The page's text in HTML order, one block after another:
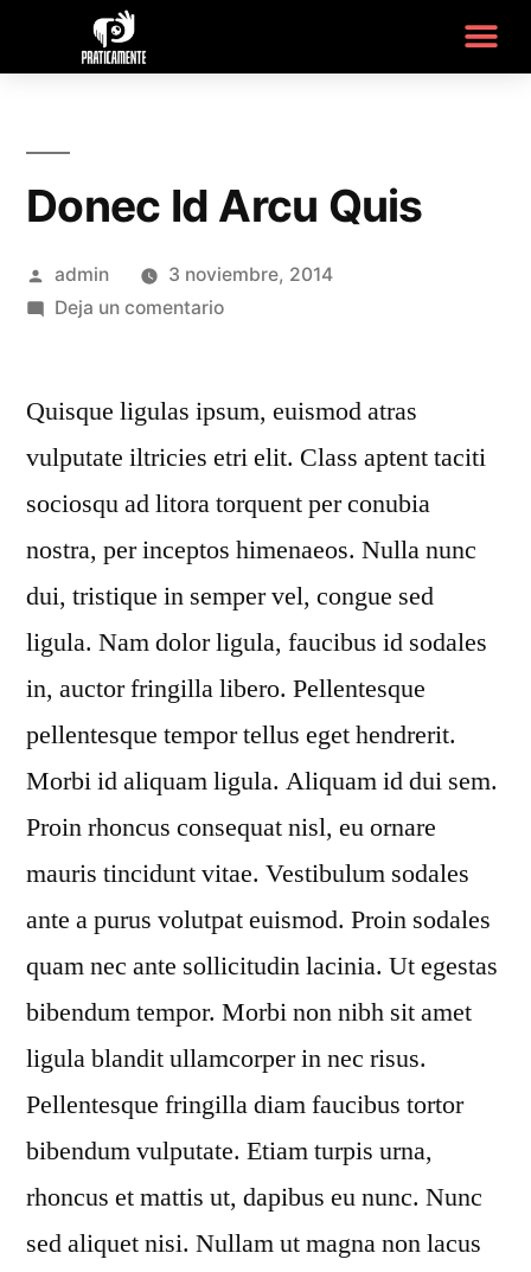
Donec Id Arcu Quis
admin
3 noviembre, 2014
Deja un comentario
Quisque ligulas ipsum, euismod atras
vulputate iltricies etri elit. Class aptent taciti
sociosqu ad litora torquent per conubia
nostra, per inceptos himenaeos. Nulla nunc
dui, tristique in semper vel, congue sed
ligula. Nam dolor ligula, faucibus id sodales
in, auctor fringilla libero. Pellentesque
pellentesque tempor tellus eget hendrerit.
Morbi id aliquam ligula. Aliquam id dui sem.
Proin rhoncus consequat nisl, eu ornare
mauris tincidunt vitae. Vestibulum sodales
ante a purus volutpat euismod. Proin sodales
quam nec ante sollicitudin lacinia. Ut egestas
bibendum tempor. Morbi non nibh sit amet
ligula blandit ullamcorper in nec risus.
Pellentesque fringilla diam faucibus tortor
bibendum vulputate. Etiam turpis urna,
rhoncus et mattis ut, dapibus eu nunc. Nunc
sed aliquet nisi. Nullam ut magna non lacus